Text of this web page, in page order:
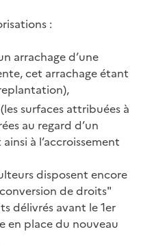
:
arrachage d’une
cet arrachage étant
(les surfaces attribuées à
au regard d’un
à l’accroissement
disposent encore
de droits"
délivrés avant le 1er
en place du nouveau